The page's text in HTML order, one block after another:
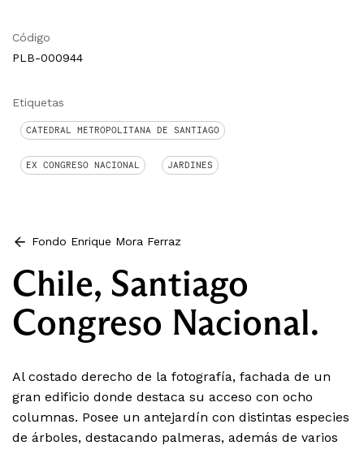
Código
PLB-000944
Etiquetas
CATEDRAL METROPOLITANA DE SANTIAGO
EX CONGRESO NACIONAL JARDINES
Fondo Enrique Mora Ferraz
Chile, Santiago
Congreso Nacional.
Al costado derecho de la fotografía, fachada de un
gran edificio donde destaca su acceso con ocho
columnas. Posee un antejardín con distintas especies
de árboles, destacando palmeras, además de varios